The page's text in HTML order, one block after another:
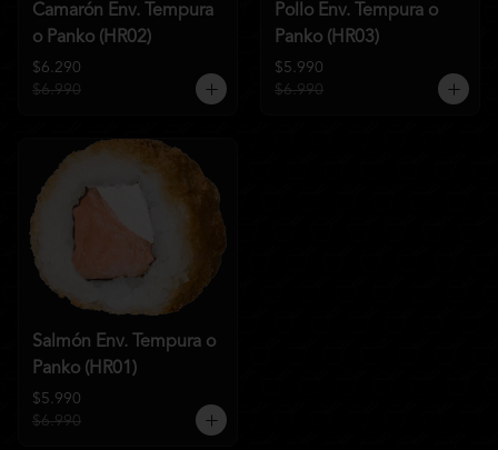
Camarón Env. Tempura
o Panko (HR02)
$6.290
$6.990
Pollo Env. Tempura o
Panko (HR03)
$5.990
$6.990
Salmón Env. Tempura o
Panko (HR01)
$5.990
$6.990